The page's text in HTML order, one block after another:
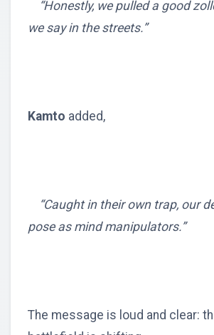
“Honestly, we pulled a good
we say in the streets.”
Kamto added,
“Caught in their own trap, our
pose as mind manipulators.”
The message is loud and clear: